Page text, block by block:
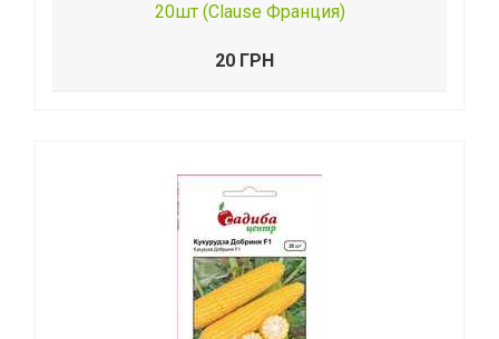
20шт (Clause Франция)
20 ГРН